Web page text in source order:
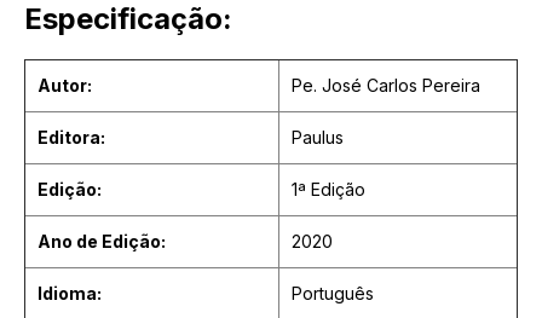
Especificação:
Autor: Pe. José Carlos Pereira
Editora: Paulus
Edição: 1ª Edição
Ano de Edição: 2020
Idioma: Português